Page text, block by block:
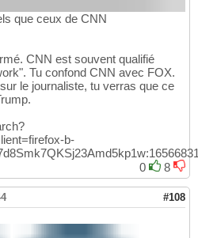
que ceux de CNN
CNN est souvent qualifié
Tu confond CNN avec FOX.
le journaliste, tu verras que ce
b-
0
8
#108